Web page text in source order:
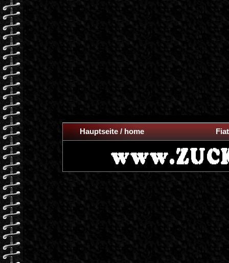
Hauptseite / home Fiat